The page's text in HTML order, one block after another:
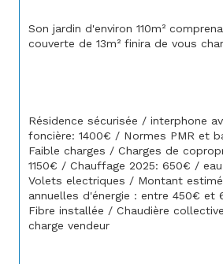
Son jardin d'environ 110m²
couverte de 13m² finira de vous
Résidence sécurisée / interphone
foncière: 1400€ / Normes PMR et
Faible charges / Charges de
1150€ / Chauffage 2025: 650€ /
Volets electriques / Montant
annuelles d'énergie : entre 450€ et
Fibre installée / Chaudière
charge vendeur